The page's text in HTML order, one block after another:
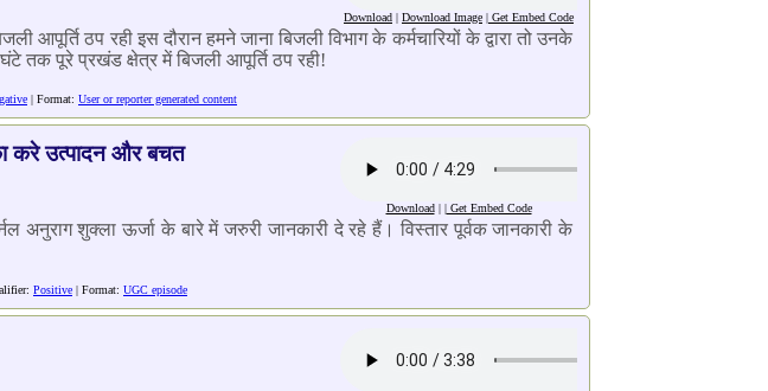
Download | Download Image | Get Embed Code
ठप रही इस दौरान हमने जाना बिजली विभाग के कर्मचारियों के द्वारा तो उनके
तक पूरे प्रखंड क्षेत्र में बिजली आपूर्ति ठप रही!
| Format: User or reporter generated content
करे उत्पादन और बचत
Download| |Get Embed Code
शुक्ला ऊर्जा के बारे में जरुरी जानकारी दे रहे हैं। विस्तार पूर्वक जानकारी के
Positive | Format: UGC episode